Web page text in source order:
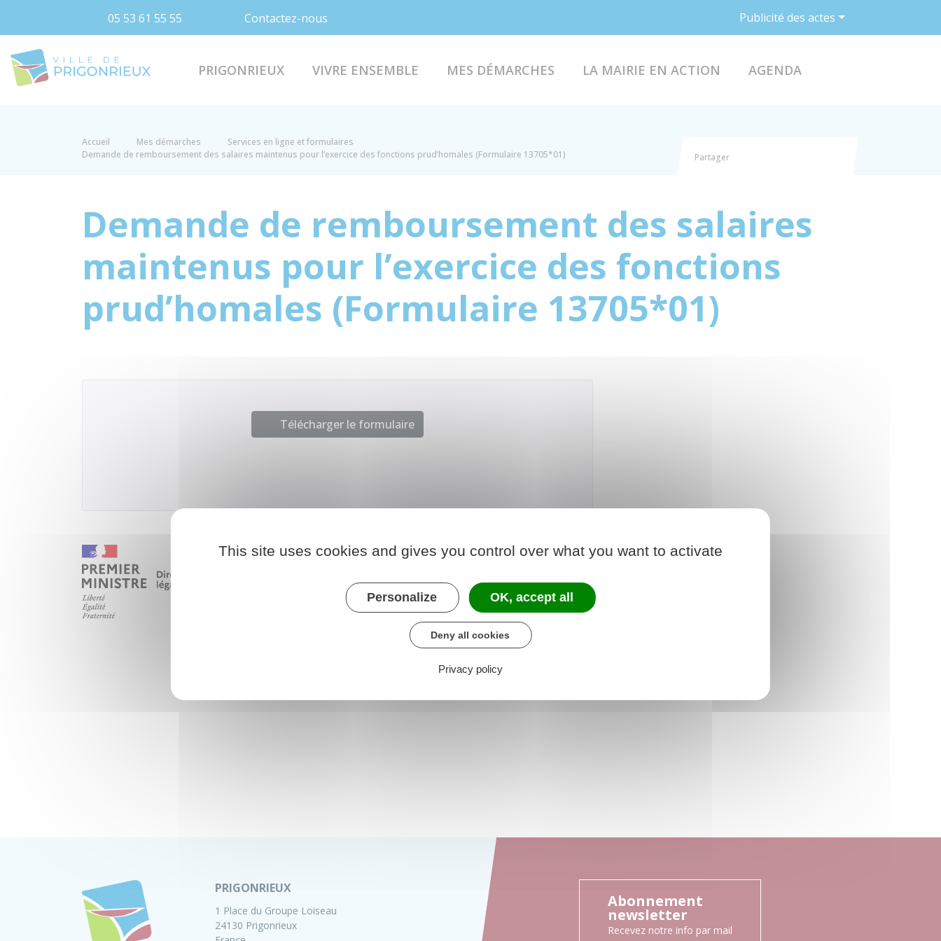
05 53 61 55 55 Contactez-nous Publicité des actes
PRIGONRIEUX VIVRE ENSEMBLE MES DÉMARCHES LA MAIRIE EN ACTION AGENDA
Accueil Mes démarches
Services en ligne et formulaires
Demande de remboursement des salaires maintenus pour l’exercice des fonctions prud’homales (Formulaire 13705*01)
Partager
Demande de remboursement des salaires
maintenus pour l’exercice des fonctions
prud’homales (Formulaire 13705*01)
Télécharger le formulaire
PRIGONRIEUX
1 Place du Groupe Loiseau
24130 Prigonrieux
Abonnement
newsletter
Recevez notre info par mail
This site uses cookies and gives you control over what you want to activate
Personalize OK, accept all
Deny all cookies
Privacy policy